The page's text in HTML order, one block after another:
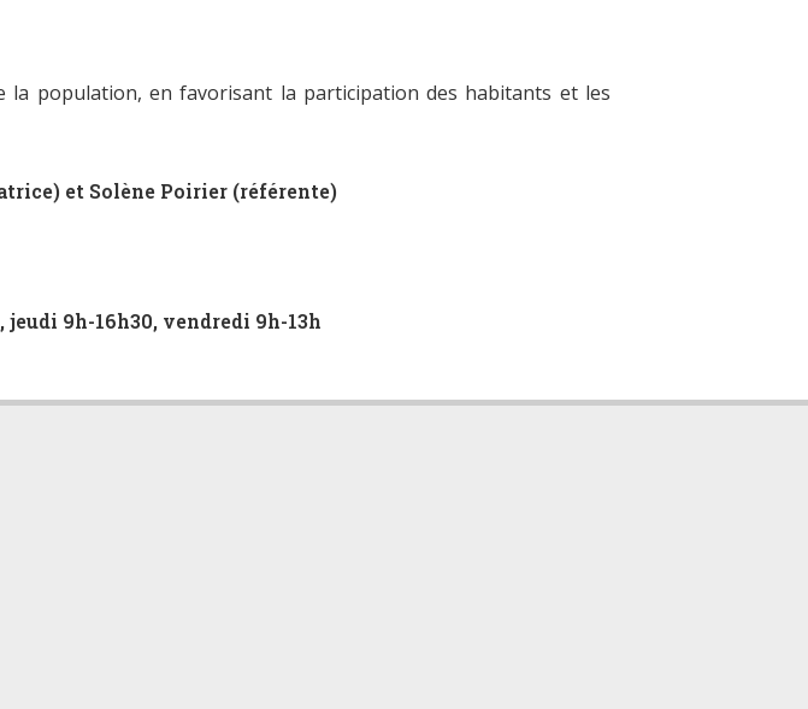
la population, en favorisant la participation des habitants et les
et Solène Poirier (référente)
jeudi 9h-16h30, vendredi 9h-13h